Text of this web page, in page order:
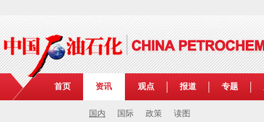
首页 资讯
国内 国际 政策 读图
观点 报道 专题